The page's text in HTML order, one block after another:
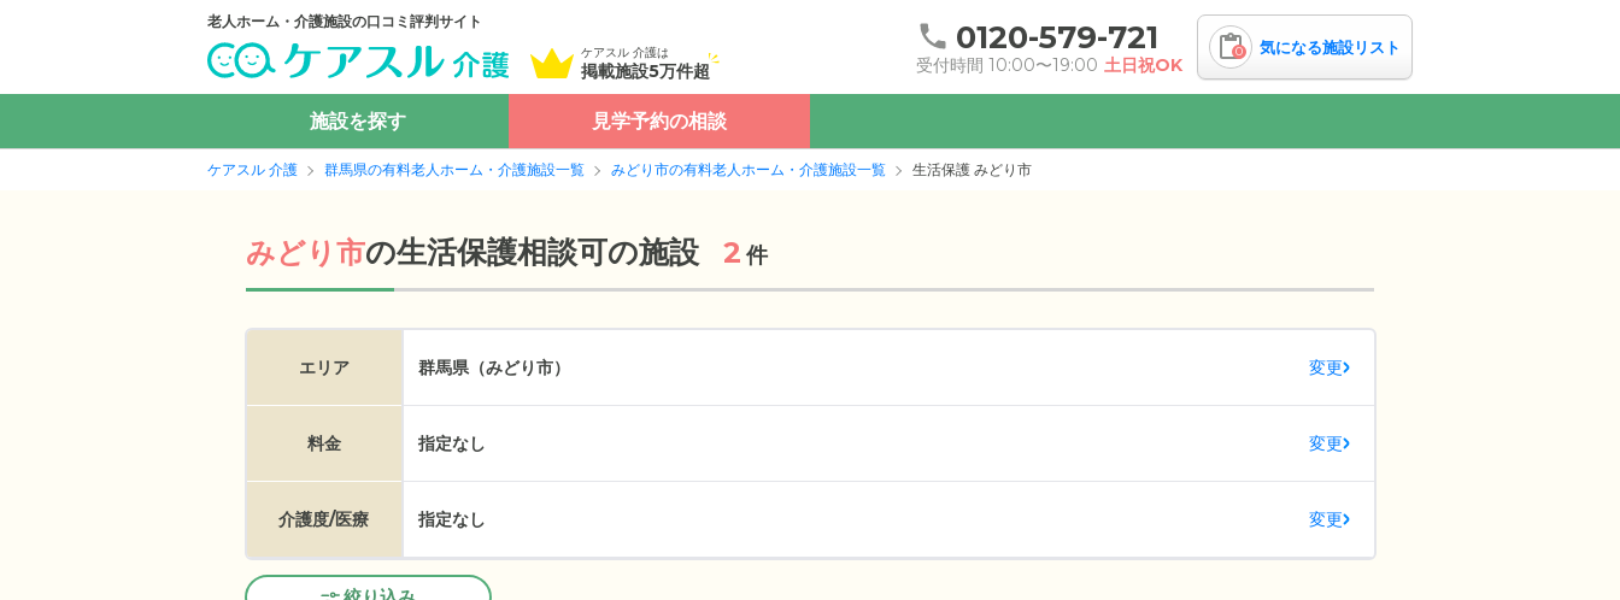
老人ホーム・介護施設の口コミ評判サイト
ケアスル 介護は
掲載施設5万件超
0120-579-721
受付時間 10:00〜19:00 土日祝OK
0 気になる施設リスト
施設を探す 見学予約の相談
ケアスル 介護 群馬県の有料老人ホーム・介護施設一覧 みどり市の有料老人ホーム・介護施設一覧 生活保護 みどり市
みどり市の生活保護相談可の施設 2 件
エリア 群馬県（みどり市） 変更
料金 指定なし 変更
介護度/医療 指定なし 変更